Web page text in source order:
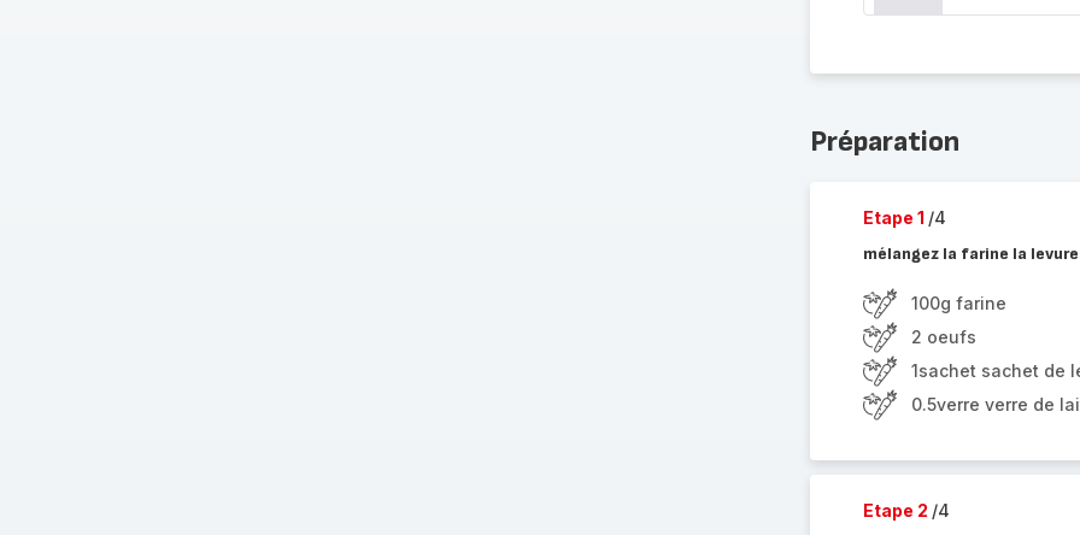
Préparation
Etape 1 /4
mélangez la farine la
100g farine
2 oeufs
1sachet sachet de
0.5verre verre de
Etape 2 /4